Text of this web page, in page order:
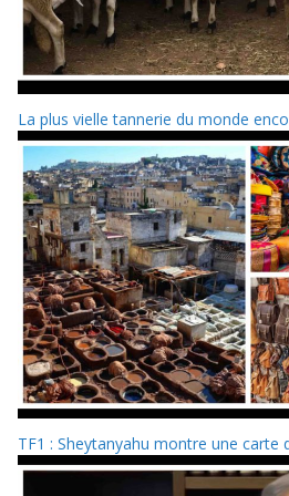
La plus vielle tannerie du monde
TF1 : Sheytanyahu montre une carte